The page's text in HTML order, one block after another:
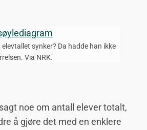
synker? Da hadde han ikke
Via NRK.
noe om antall elever totalt,
å gjøre det med en enklere